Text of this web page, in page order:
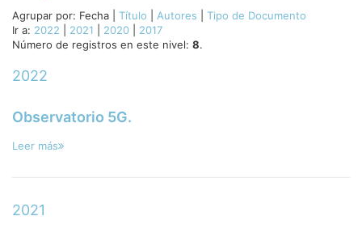
Agrupar por: Fecha Título Autores
Tipo de Documento
Ir a: 2022 2021 2020
2017
Número de registros en este nivel: 8.
2022
Observatorio 5G.
Leer más
2021